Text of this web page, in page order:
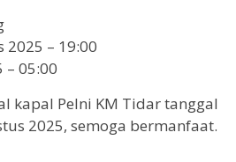
2025 – 19:00
– 05:00
kapal Pelni KM Tidar tanggal
2025, semoga bermanfaat.